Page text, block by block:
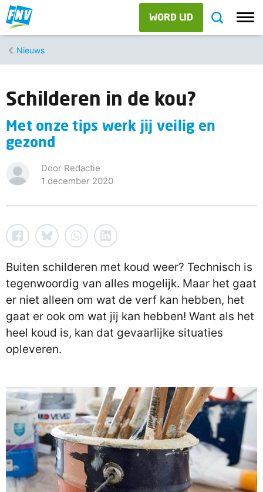
WORD LID
Nieuws
Schilderen in de kou?
Met onze tips werk jij veilig en
gezond
Door Redactie
1 december 2020
Buiten schilderen met koud weer? Technisch is
tegenwoordig van alles mogelijk. Maar het gaat
er niet alleen om wat de verf kan hebben, het
gaat er ook om wat jij kan hebben! Want als het
heel koud is, kan dat gevaarlijke situaties
opleveren.